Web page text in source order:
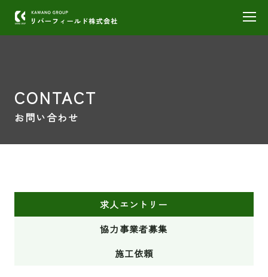
CONTACT
お問い合わせ
求人エントリー
協力事業者募集
施工依頼